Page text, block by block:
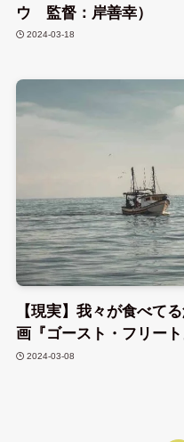
ウ 監督：岸善幸）
2024-03-18
【現実】我々が食べて
画『ゴースト・フリー
2024-03-08